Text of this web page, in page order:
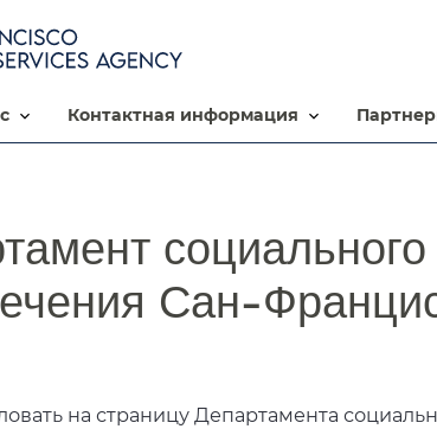
контактная информация​​
социального
Сан-
на страницу Департамента